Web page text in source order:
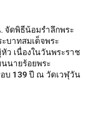
จัดพิธีน้อมรำลึกพระ
บาทสมเด็จพระ
ว เนื่องในวันพระราช
นนายร้อยพระ
บ 139 ปี ณ วัดเวฬุวัน